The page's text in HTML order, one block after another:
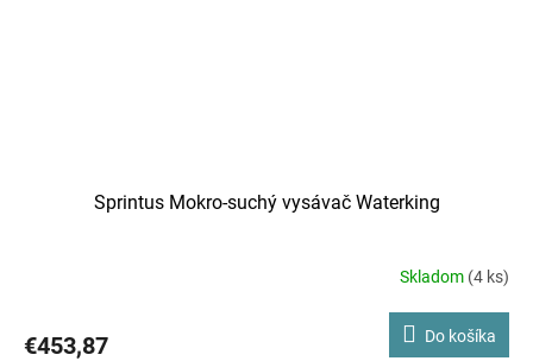
Sprintus Mokro-suchý vysávač Waterking
Skladom (4 ks)
€453,87 Do košíka